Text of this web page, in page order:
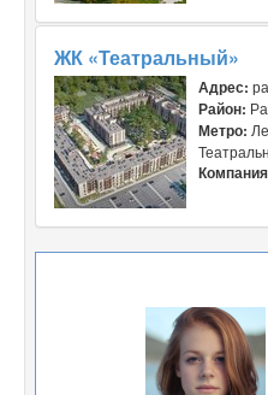
ЖК «Театральный»
Адрес:
Район:
Метро: